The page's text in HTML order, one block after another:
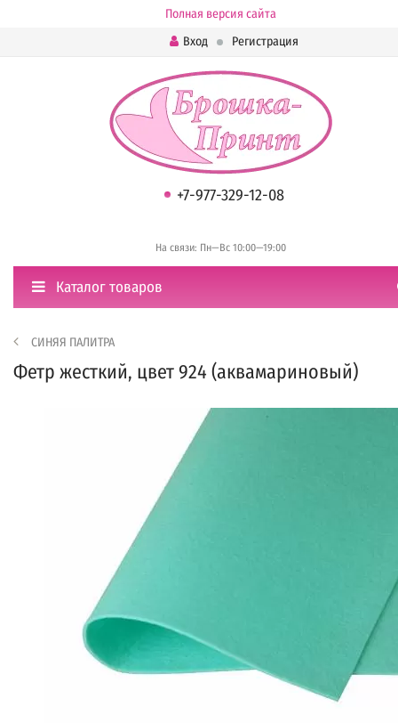
Полная версия сайта
Вход
Регистрация
+7-977-329-12-08
На связи: Пн—Вс 10:00—19:00
Каталог товаров
СИНЯЯ ПАЛИТРА
Фетр жесткий, цвет 924 (аквамариновый)